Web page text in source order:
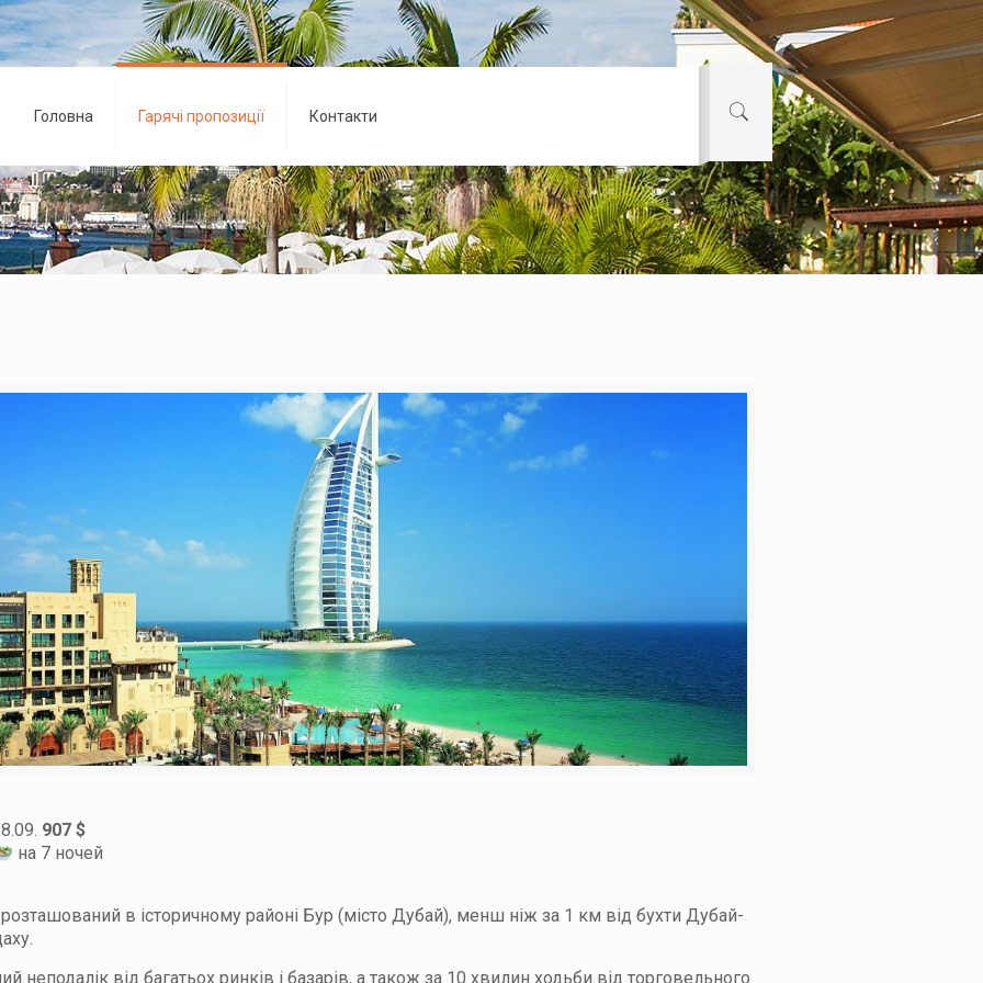
Головна Гарячі пропозиції Контакти
907 $
на 7 ночей
в історичному районі Бур (місто Дубай), менш ніж за 1 км від бухти Дубай-
неподалік від багатьох ринків і базарів, а також за 10 хвилин ходьби від торговельного